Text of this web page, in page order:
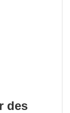
des